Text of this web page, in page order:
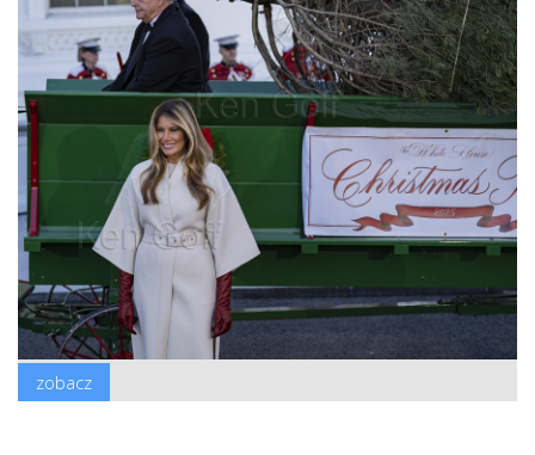
zobacz